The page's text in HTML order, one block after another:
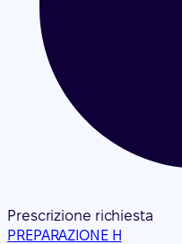
Prescrizione richiesta
PREPARAZIONE H